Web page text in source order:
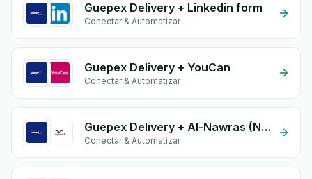
Guepex Delivery + Linkedin form
Conectar & Automatizar
Guepex Delivery + YouCan
Conectar & Automatizar
Guepex Delivery + Al-Nawras (Nawris)
Conectar & Automatizar